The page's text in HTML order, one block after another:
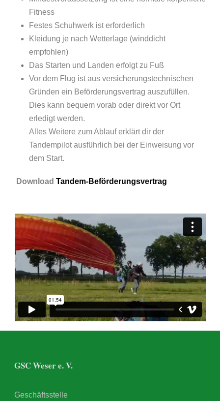
Fitness
Festes Schuhwerk ist erforderlich
Kleidung je nach Wetterlage (winddicht
empfohlen)
Das Starten und Landen erfolgt zu Fuß
Vor dem Flug ist aus versicherungstechnischen
Gründen ein Beförderungsvertrag auszufüllen.
Dies kann bequem vorab oder direkt vor Ort
erledigt werden.
Alles Weitere zum Ablauf erklärt dir der
Tandempilot ausführlich bei der Einweisung vor
dem Start.
Download Tandem-Beförderungsvertrag
GSC Weser e. V.
Geschäftsstelle